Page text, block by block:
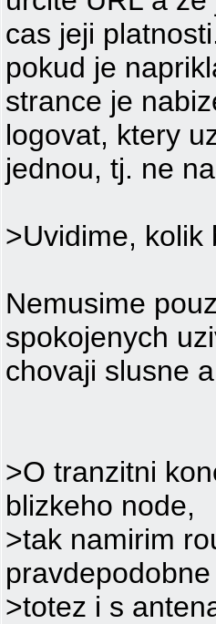
cas jeji
pokud je
strance je
logovat, ktery
jednou, tj. ne
>Uvidime, kolik
Nemusime
spokojenych
chovaji slusne
>O tranzitni
blizkeho node,
>tak namirim
>totez i s